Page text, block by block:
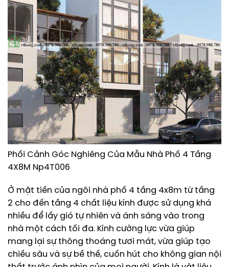
Phối Cảnh Góc Nghiêng Của Mẫu Nhà Phố 4 Tầng
4X8M Np4T006
Ở mặt tiền của ngôi nhà phố 4 tầng 4x8m từ tầng
2 cho đến tầng 4 chất liệu kính được sử dụng khá
nhiều để lấy gió tự nhiên và ánh sáng vào trong
nhà một cách tối đa. Kính cường lực vừa giúp
mang lại sự thông thoáng tươi mát, vừa giúp tạo
chiều sâu và sự bề thế, cuốn hút cho không gian nội